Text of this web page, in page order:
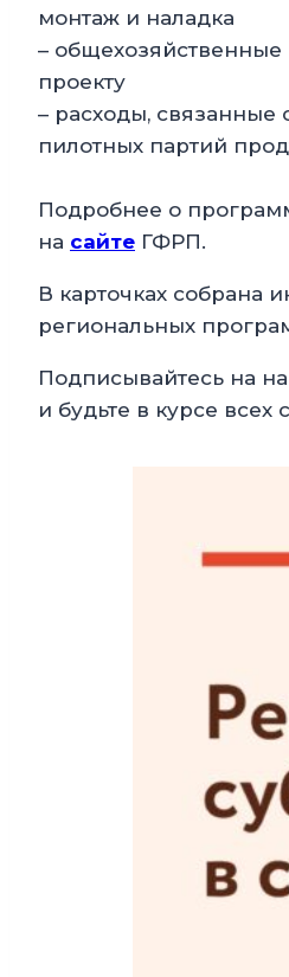
монтаж и наладка
– общехозяйственные
проекту
– расходы, связанные
пилотных партий
Подробнее о
на сайте ГФРП.
В карточках собрана
региональных
Подписывайтесь на
и будьте в курсе всех